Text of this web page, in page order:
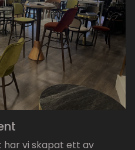
har vi skapat ett av